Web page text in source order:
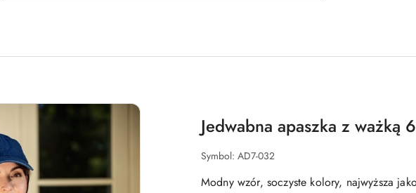
Jedwabna apaszka z ważką
Symbol: AD7-032
Modny wzór, soczyste kolory, najwyższa